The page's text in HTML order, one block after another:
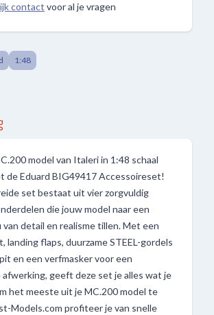
contact voor al je vragen
1:48
model van Italeri in 1:48 schaal
de Eduard BIG49417 Accessoireset!
set bestaat uit vier zorgvuldig
die jouw model naar een
van detail en realisme tillen. Met een
landing flaps, duurzame STEEL-gordels
en een verfmasker voor een
geeft deze set je alles wat je
het meeste uit je MC.200 model te
Models.com profiteer je van snelle